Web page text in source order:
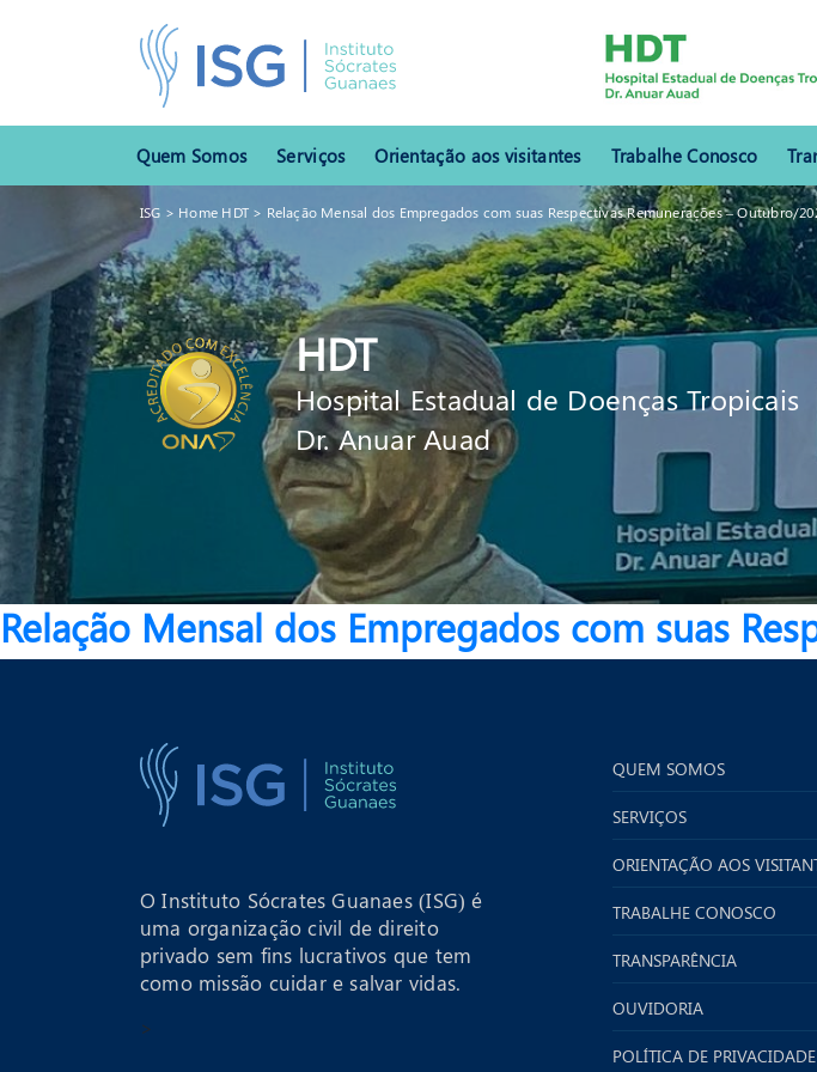
Quem Somos Serviços Orientação aos visitantes Trabalhe Conosco
ISG > Home HDT> Relação Mensal dos Empregados com suas Respectivas Remunerações – Outubro/
HDT
Hospital Estadual de Doenças Tropicais
Dr. Anuar Auad
Relação Mensal dos Empregados com suas
O Instituto Sócrates Guanaes (ISG) é
uma organização civil de direito
privado sem fins lucrativos que tem
como missão cuidar e salvar vidas.
>
QUEM SOMOS
SERVIÇOS
ORIENTAÇÃO AOS
TRABALHE CONOSCO
TRANSPARÊNCIA
OUVIDORIA
POLÍTICA DE